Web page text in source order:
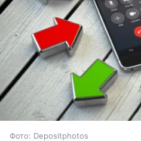
Фото: Depositphotos